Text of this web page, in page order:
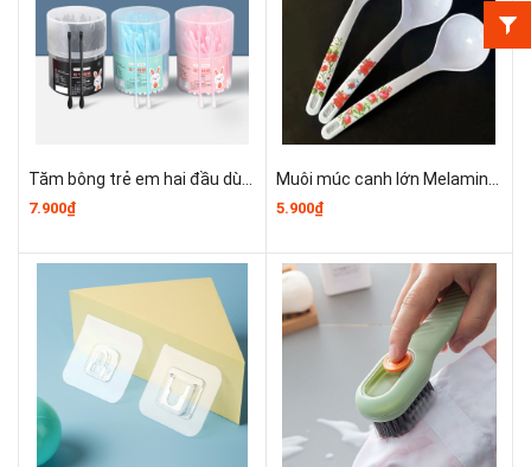
Tăm bông trẻ em hai đầu dùng một để vệ sinh tai, ngoáy tai và tăm bông mỹ phẩm tẩy trang A2041
7.900₫
Muôi múc canh lớn Melamine, Muôi múc canh lớn bằng nhựa họa tiết xinh xắn T1032
5.900₫